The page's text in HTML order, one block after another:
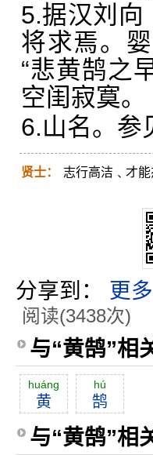
5.据汉刘向
将求焉。
“悲黄鹄之
空闺寂寞。
6.山名。参
贤士： 志行高洁﹑才能
分享到： 更多
阅读(3438次)
与“黄鹄”相
huáng
黄
hú
鹄
与“黄鹄”相